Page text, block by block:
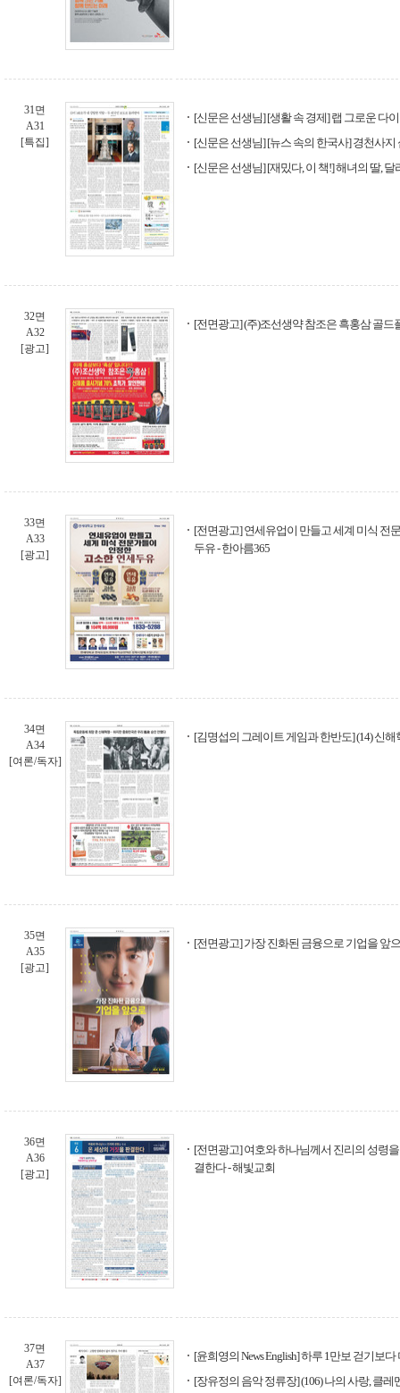
31면
A31
[특집]
[신문은 선생님] [생활 속 경제] 랩 그로운 다
[신문은 선생님] [뉴스 속의 한국사] 경천사지
[신문은 선생님] [재밌다, 이 책!] 해녀의 딸, 달
32면
A32
[광고]
[전면광고] (주)조선생약 참조은 흑홍삼 골드
33면
A33
[광고]
[전면광고] 연세유업이 만들고 세계 미식 전
두유 - 한아름365
34면
A34
[여론/독자]
[김명섭의 그레이트 게임과 한반도] (14) 신
35면
A35
[광고]
[전면광고] 가장 진화된 금융으로 기업을 앞
36면
A36
[광고]
[전면광고] 여호와 하나님께서 진리의 성령
결한다 - 해빛교회
37면
A37
[여론/독자]
[윤희영의 News English] 하루 1만보 걷기보
[장유정의 음악 정류장] (106) 나의 사랑, 클레